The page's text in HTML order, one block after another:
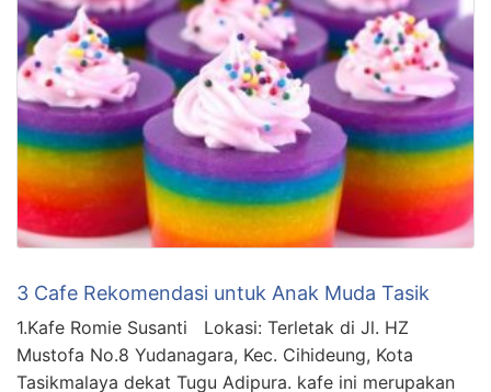
3 Cafe Rekomendasi untuk Anak Muda Tasik
1.Kafe Romie Susanti Lokasi: Terletak di Jl. HZ
Mustofa No.8 Yudanagara, Kec. Cihideung, Kota
Tasikmalaya dekat Tugu Adipura. kafe ini merupakan